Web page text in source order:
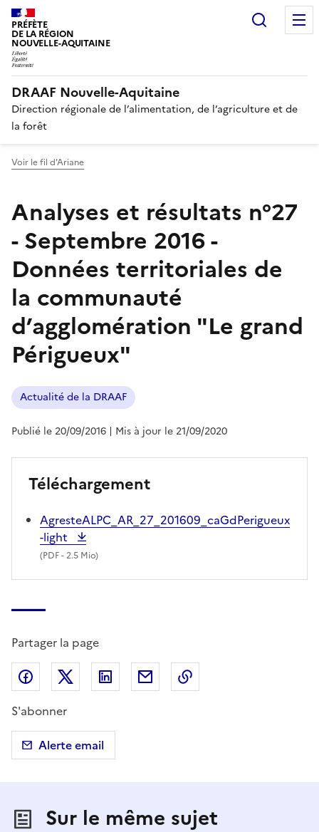
PRÉFÈTE
DE LA RÉGION
NOUVELLE-AQUITAINE
DRAAF Nouvelle-Aquitaine
Direction régionale de l’alimentation, de l’agriculture et de
la forêt
Voir le fil d'Ariane
Analyses et résultats n°27
- Septembre 2016 -
Données territoriales de
la communauté
d’agglomération "Le grand
Périgueux"
Actualité de la DRAAF
Publié le 20/09/2016 | Mis à jour le 21/09/2020
Téléchargement
AgresteALPC_AR_27_201609_caGdPerigueux
-light
(PDF- 2.5 Mio)
Partager la page
Partager sur Facebook
Partager sur X (anciennement Twitter)
Partager sur LinkedIn
Partager par email
S'abonner
Alerte email
Sur le même sujet